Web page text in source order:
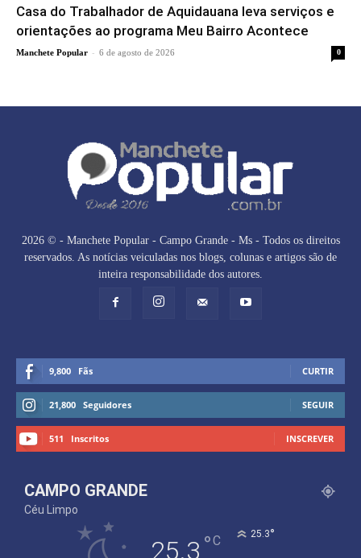
Casa do Trabalhador de Aquidauana leva serviços e
orientações ao programa Meu Bairro Acontece
Manchete Popular - 6 de agosto de 2026 0
2026 © - Manchete Popular - Campo Grande - Ms - Todos os direitos
reservados. As notícias veiculadas nos blogs, colunas e artigos são de
inteira responsabilidade dos autores.
9,800 Fãs CURTIR
21,800 Seguidores SEGUIR
511 Inscritos INSCREVER
CAMPO GRANDE
Céu Limpo
25.3 °C 25.3°